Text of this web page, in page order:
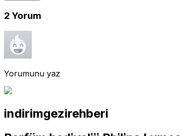
2 Yorum
Yorumunu yaz
indirimgezirehberi